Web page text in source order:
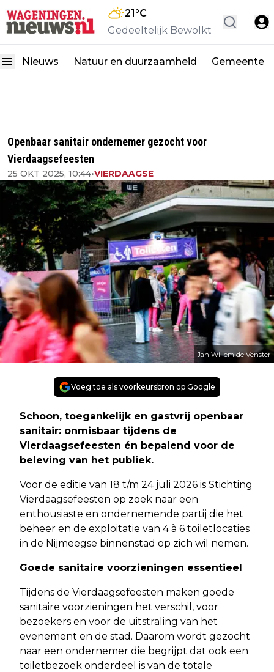
21°C
Gedeeltelijk Bewolkt
Nieuws Natuur en duurzaamheid Gemeente
Openbaar sanitair ondernemer gezocht voor
Vierdaagsefeesten
25 OKT 2025, 10:44•VIERDAAGSE
Jan Willem de Venster
Voeg toe als voorkeursbron op Google
Schoon, toegankelijk en gastvrij openbaar
sanitair: onmisbaar tijdens de
Vierdaagsefeesten én bepalend voor de
beleving van het publiek.
Voor de editie van 18 t/m 24 juli 2026 is Stichting
Vierdaagsefeesten op zoek naar een
enthousiaste en ondernemende partij die het
beheer en de exploitatie van 4 à 6 toiletlocaties
in de Nijmeegse binnenstad op zich wil nemen.
Goede sanitaire voorzieningen essentieel
Tijdens de Vierdaagsefeesten maken goede
sanitaire voorzieningen het verschil, voor
bezoekers en voor de uitstraling van het
evenement en de stad. Daarom wordt gezocht
naar een ondernemer die begrijpt dat ook een
toiletbezoek onderdeel is van de totale